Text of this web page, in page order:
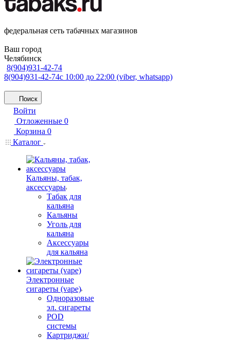
федеральная сеть табачных магазинов
Ваш город
Челябинск
8(904)931-42-74
8(904)931-42-74с 10:00 до 22:00 (viber, whatsapp)
Поиск
Войти
Отложенные 0
Корзина 0
Каталог
Кальяны, табак,
аксессуары
Табак для
кальяна
Кальяны
Уголь для
кальяна
Аксессуары
для кальяна
Электронные
сигареты (vape)
Одноразовые
эл. сигареты
POD
системы
Картриджи/